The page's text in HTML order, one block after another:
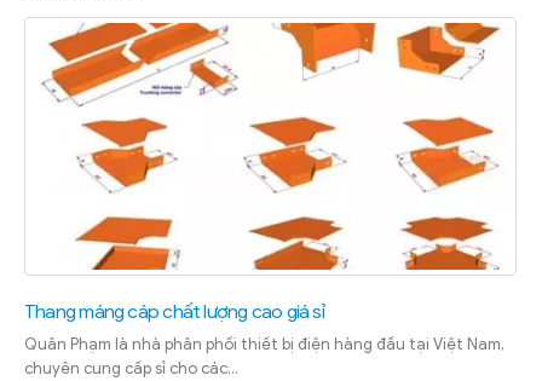
Thang máng cáp chất lượng cao giá sỉ
Quân Phạm là nhà phân phối thiết bị điện hàng đầu tại Việt Nam,
chuyên cung cấp sỉ cho các...